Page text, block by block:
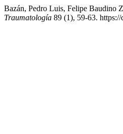
Bazán, Pedro Luis, Felipe Baudino
Traumatología 89 (1), 59-63.